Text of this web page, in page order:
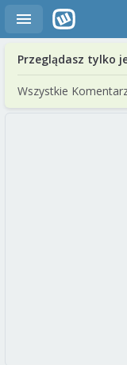
Przeglądasz tylko
Wszystkie